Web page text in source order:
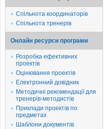
Спільнота координаторів
Спільнота тренерів
Онлайн ресурси програми
Розробка ефективних
проектів
Оцінювання проектів
Електронний довідник
Методичні рекомендації для
тренерів-методистів
Приклади проектів по
предметах
Шаблони документів